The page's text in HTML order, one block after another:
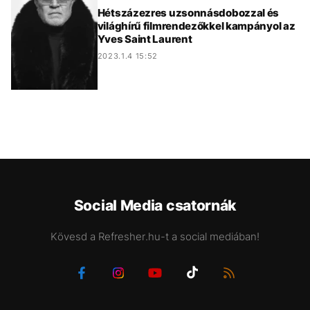
Hétszázezres uzsonnásdobozzal és
világhírű filmrendezőkkel kampányol az
Yves Saint Laurent
2023.1.4 15:52
Social Media csatornák
Kövesd a Refresher.hu-t a social mediában!